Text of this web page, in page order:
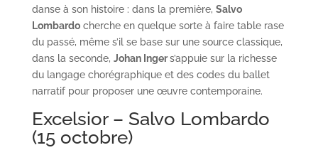
danse à son histoire : dans la première, Salvo
Lombardocherche en quelque sorte à faire table rase
du passé, même s’il se base sur une source classique,
dans la seconde, Johan Ingers’appuie sur la richesse
du langage chorégraphique et des codes du ballet
narratif pour proposer une œuvre contemporaine.
Excelsior – Salvo Lombardo
(15 octobre)